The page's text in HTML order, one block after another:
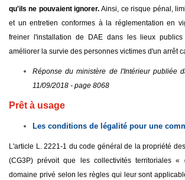
qu'ils ne pouvaient ignorer.Ainsi, ce risque pénal,
et un entretien conformes à la réglementation en
freiner l'installation de DAE dans les lieux
améliorer la survie des personnes victimes d'un arrêt
Réponse du ministère de l'Intérieur publiée
11/09/2018 - page 8068
Prêt à usage
Les conditions de légalité pour une
L'article L. 2221-1 du code général de la propriété
(CG3P) prévoit que les collectivités territoriales «
domaine privé selon les règles qui leur sont